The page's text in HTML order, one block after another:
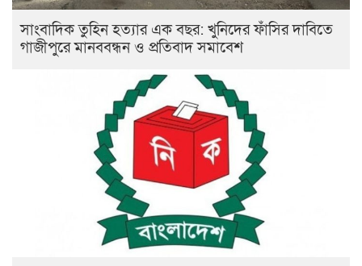
সাংবাদিক তুহিন হত্যার এক বছর: খুনিদের ফাঁসির দাবিতে
গাজীপুরে মানববন্ধন ও প্রতিবাদ সমাবেশ